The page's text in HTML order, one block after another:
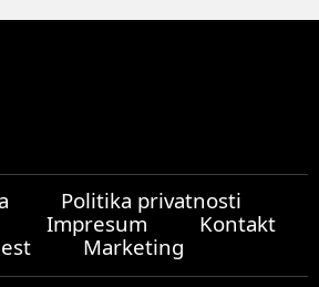
Politika privatnosti
Impresum
Kontakt
Marketing